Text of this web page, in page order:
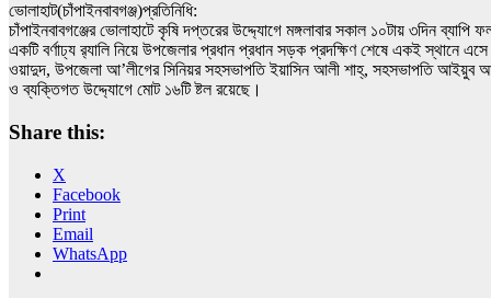
ভোলাহাট(চাঁপাইনবাবগঞ্জ)প্রতিনিধি:
চাঁপাইনবাবগঞ্জের ভোলাহাটে কৃষি দপ্তরের উদ্দ্যোগে মঙ্গলাবার সকাল ১০টায় ৩দিন
একটি বর্ণাঢ্য র‌্যালি নিয়ে উপজেলার প্রধান প্রধান সড়ক প্রদক্ষিণ শেষে একই
ওয়াদুদ, উপজেলা আ’লীগের সিনিয়র সহসভাপতি ইয়াসিন আলী শাহ্, সহসভাপতি আইয়ুব
ও ব্যক্তিগত উদ্দ্যোগে মোট ১৬টি ষ্টল রয়েছে।
Share this:
X
Facebook
Print
Email
WhatsApp